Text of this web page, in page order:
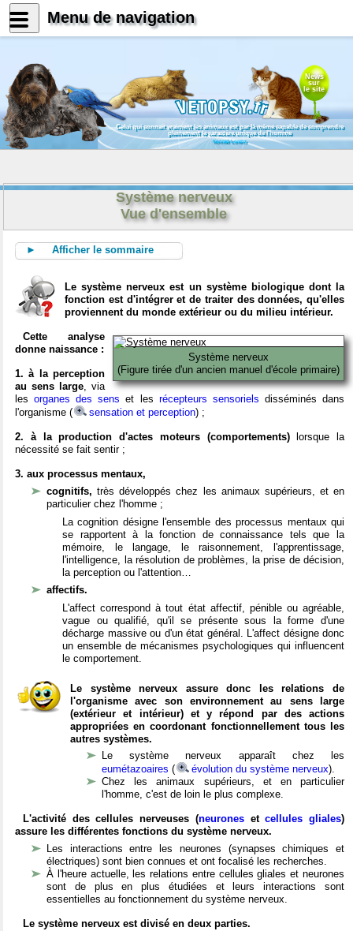
News
sur
le site
Celui qui connait vraiment les animaux est par là même capable de comprendre
pleinement le caractère unique de l'homme
Konrad Lorenz
Système nerveux
Vue d'ensemble
► Afficher le sommaire
Le système nerveux est un système biologique dont la
fonction est d'intégrer et de traiter des données, qu'elles
proviennent du monde extérieur ou du milieu intérieur.
Système nerveux
(Figure tirée d'un ancien manuel d'école primaire)
Cette analyse
donne naissance :
1. à la perception
au sens large, via
lesorganes des sens et les récepteurs sensoriels disséminés dans
l'organisme (
sensation et perception) ;
2. à la production d'actes moteurs (comportements)lorsque la
nécessité se fait sentir ;
3. aux processus mentaux,
cognitifs,très développés chez les animaux supérieurs, et en
particulier chez l'homme ;
La cognition désigne l'ensemble des processus mentaux qui
se rapportent à la fonction de connaissance tels que la
mémoire, le langage, le raisonnement, l'apprentissage,
l'intelligence, la résolution de problèmes, la prise de décision,
la perception ou l'attention…
affectifs.
L'affect correspond à tout état affectif, pénible ou agréable,
vague ou qualifié, qu'il se présente sous la forme d'une
décharge massive ou d'un état général. L'affect désigne donc
un ensemble de mécanismes psychologiques qui influencent
le comportement.
Le système nerveux assure donc les relations de
l'organisme avec son environnement au sens large
(extérieur et intérieur) et y répond par des actions
appropriées en coordonant fonctionnellement tous les
autres systèmes.
Le système nerveux apparaît chez les
eumétazoaires ( évolution du système nerveux).
Chez les animaux supérieurs, et en particulier
l'homme, c'est de loin le plus complexe.
L'activité des cellules nerveuses (neuronesetcellules gliales)
assure les différentes fonctions du système nerveux.
Les interactions entre les neurones (synapses chimiques et
électriques) sont bien connues et ont focalisé les recherches.
À l'heure actuelle, les relations entre cellules gliales et neurones
sont de plus en plus étudiées et leurs interactions sont
essentielles au fonctionnement du système nerveux.
Le système nerveux est divisé en deux parties.
Menu de navigation